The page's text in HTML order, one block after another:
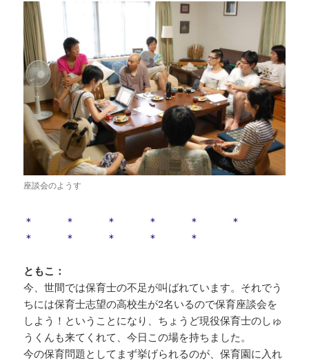
座談会のようす
＊ ＊ ＊ ＊ ＊ ＊
＊ ＊ ＊ ＊ ＊
ともこ：
今、世間では保育士の不足が叫ばれています。それでう
ちには保育士志望の高校生が2名いるので保育座談会を
しよう！ということになり、ちょうど現役保育士のしゅ
うくんも来てくれて、今日この場を持ちました。
今の保育問題としてまず挙げられるのが、保育園に入れ